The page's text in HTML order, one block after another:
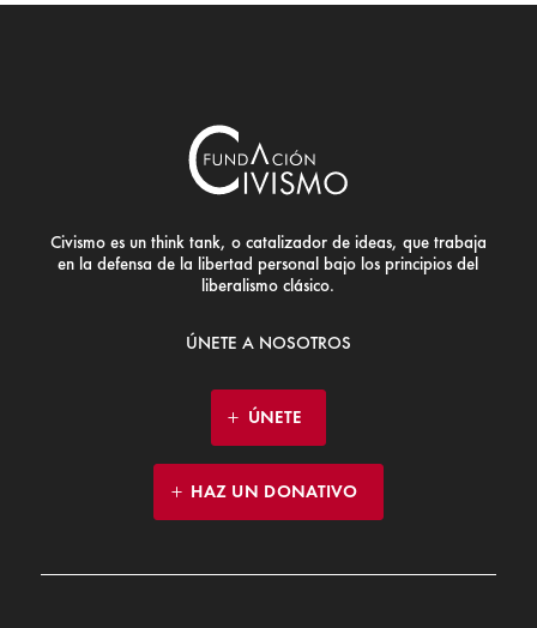
Civismo es un think tank, o catalizador de ideas, que trabaja
en la defensa de la libertad personal bajo los principios del
liberalismo clásico.
ÚNETE A NOSOTROS
ÚNETE
HAZ UN DONATIVO